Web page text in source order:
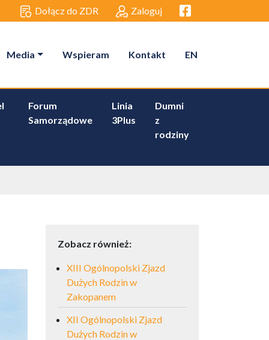
Dołącz do ZDR Zaloguj Facebook link
Media Wspieram Kontakt EN
Forum
Samorządowe
Linia
3Plus
Dumni
z
rodziny
Zobacz również:
XIII Ogólnopolski Zjazd
Dużych Rodzin w
Zakopanem
XII Ogólnopolski Zjazd
Dużych Rodzin w